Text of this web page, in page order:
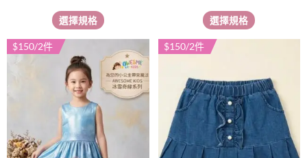
選擇規格
選
擇
項
選擇規格
選
擇
$150/2件
產
品
有
多
種
款
$150/2件
品
有
多
種
款